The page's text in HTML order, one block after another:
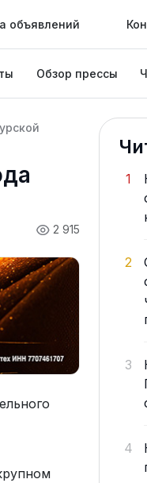
объявлений
Обзор прессы
2 915
1
2
3
4